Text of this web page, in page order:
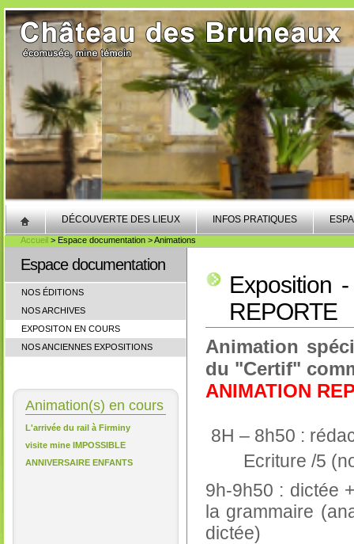
DÉCOUVERTE DES LIEUX INFOS PRATIQUES
Accueil > Espace documentation > Animations
Espace documentation
NOS ÉDITIONS
NOS ARCHIVES
EXPOSITON EN COURS
NOS ANCIENNES EXPOSITIONS
Animation(s) en cours
L'arrivée du rail à Firminy
visite mine IMPOSSIBLE
ANNIVERSAIRE ENFANTS
Exposition
REPORTE
Animation
du "Certif"
ANIMATION
8H – 8h50 :
Ecriture /5
9h-9h50 : dictée
la grammaire
dictée)